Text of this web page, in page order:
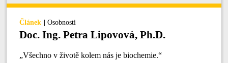
Článek | Osobnosti
Doc. Ing. Petra Lipovová, Ph.D.
„Všechno v životě kolem nás je biochemie.“